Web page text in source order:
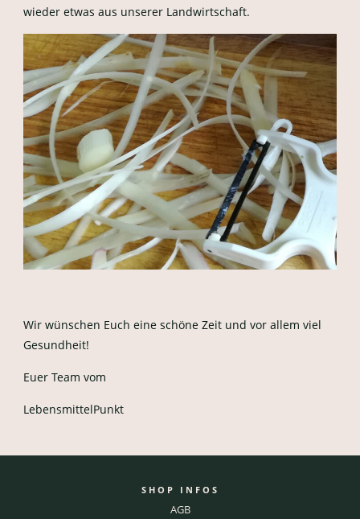
wieder etwas aus unserer Landwirtschaft.
Wir wünschen Euch eine schöne Zeit und vor allem viel
Gesundheit!
Euer Team vom
LebensmittelPunkt
SHOP INFOS
AGB